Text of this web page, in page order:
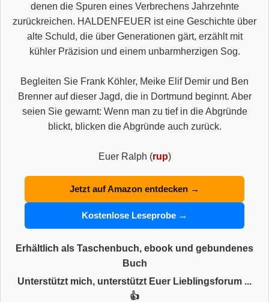
denen die Spuren eines Verbrechens Jahrzehnte
zurückreichen. HALDENFEUER ist eine Geschichte über
alte Schuld, die über Generationen gärt, erzählt mit
kühler Präzision und einem unbarmherzigen Sog.
Begleiten Sie Frank Köhler, Meike Elif Demir und Ben
Brenner auf dieser Jagd, die in Dortmund beginnt. Aber
seien Sie gewarnt: Wenn man zu tief in die Abgründe
blickt, blicken die Abgründe auch zurück.
Euer Ralph (rup)
Jetzt auf Amazon entdecken →
Kostenlose Leseprobe →
Erhältlich als Taschenbuch, ebook und gebundenes
Buch
Unterstützt mich, unterstützt Euer Lieblingsforum ...
👍